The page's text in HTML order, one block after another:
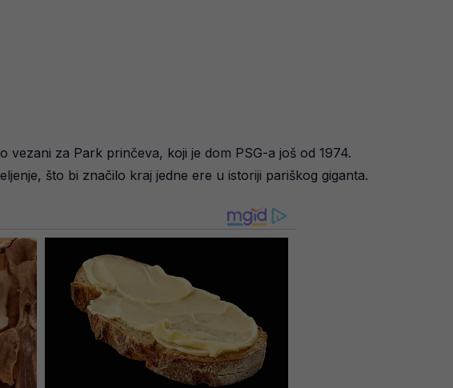
vezani za Park prinčeva, koji je dom PSG-a još od 1974.
što bi značilo kraj jedne ere u istoriji pariškog giganta.